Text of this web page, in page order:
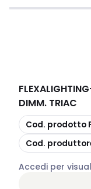
FLEXALIGHTING
DIMM. TRIAC
copia
Cod. prodotto
copia
Cod.
Accedi per